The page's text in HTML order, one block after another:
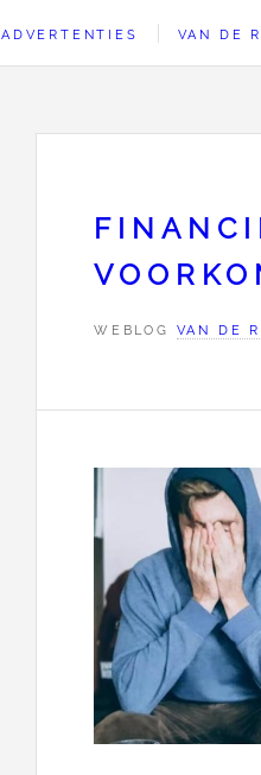
ADVERTENTIES VAN DE
WEBLOG VAN DE